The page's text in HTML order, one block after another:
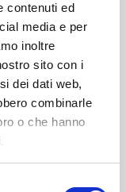
contenuti ed
media e per
inoltre
sito con i
dei dati web,
combinarle
o che hanno
scarpe
o k-way,
bastoncini da